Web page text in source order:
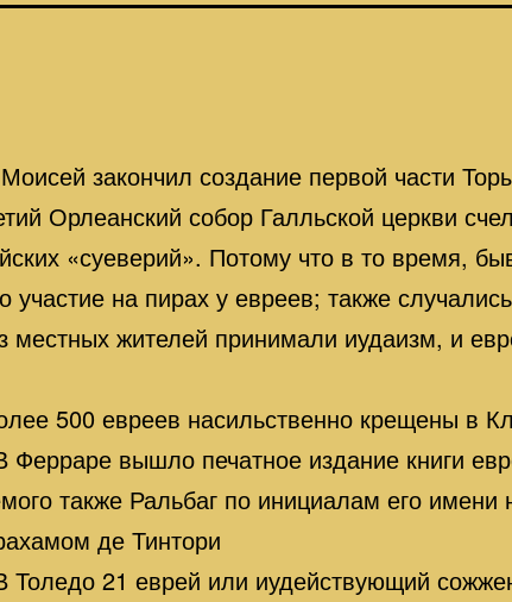
закончил создание первой части
Орлеанский собор Галльской церкви
«суеверий». Потому что в то время,
участие на пирах у евреев; также
местных жителей принимали иудаизм, и
500 евреев насильственно крещены в
вышло печатное издание книги
также Ральбаг по инициалам его
де Тинтори
21 еврей или иудействующий